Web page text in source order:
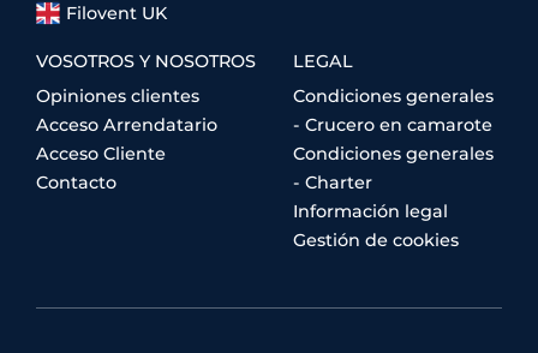
Filovent UK
VOSOTROS Y NOSOTROS
Opiniones clientes
Acceso Arrendatario
Acceso Cliente
Contacto
LEGAL
Condiciones generales
- Crucero en camarote
Condiciones generales
- Charter
Información legal
Gestión de cookies